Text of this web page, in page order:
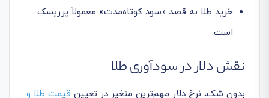
خرید طلا به قصد «سود کوتاه‌مدت» معمولاً پرریسک
است.
نقش دلار در سودآوری طلا
بدون شک، نرخ دلار مهم‌ترین متغیر در تعیین قیمت طلا و